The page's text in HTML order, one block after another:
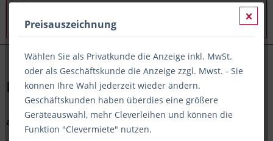
Impressum
Impressum
alpha Manfred Wenzel GmbH & Co. KG
Preisauszeichnung
Wählen Sie als Privatkunde die Anzeige inkl. MwSt.
oder als Geschäftskunde die Anzeige zzgl. Mwst. - Sie
können Ihre Wahl jederzeit wieder ändern.
Geschäftskunden haben überdies eine größere
Geräteauswahl, mehr Cleverleihen und können die
Funktion "Clevermiete" nutzen.